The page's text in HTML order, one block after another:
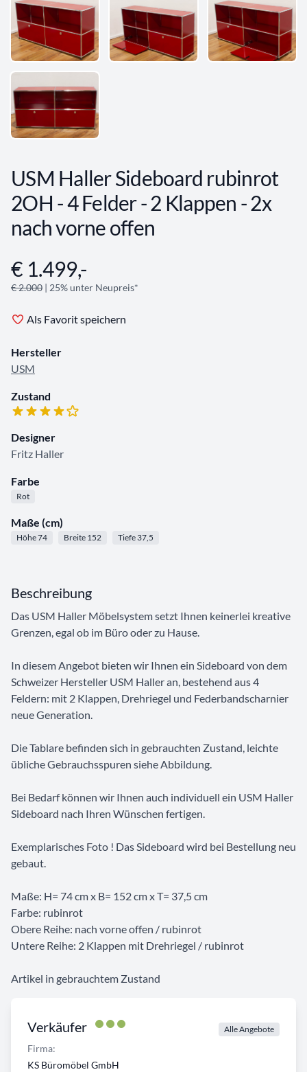
USM Haller Sideboard rubinrot
2OH - 4 Felder - 2 Klappen - 2x
nach vorne offen
Angebotsinformationen
€ 1.499,-
€ 2.000 | 25% unter Neupreis*
Als Favorit speichern
Hersteller
USM
Zustand
Designer
Fritz Haller
Farbe
Rot
Maße (cm)
Höhe 74 Breite 152 Tiefe 37,5
Verkäufer Alle Angebote
Firma:
KS Büromöbel GmbH
Beschreibung
Das USM Haller Möbelsystem setzt Ihnen keinerlei kreative
Grenzen, egal ob im Büro oder zu Hause.
In diesem Angebot bieten wir Ihnen ein Sideboard von dem
Schweizer Hersteller USM Haller an, bestehend aus 4
Feldern: mit 2 Klappen, Drehriegel und Federbandscharnier
neue Generation.
Die Tablare befinden sich in gebrauchten Zustand, leichte
übliche Gebrauchsspuren siehe Abbildung.
Bei Bedarf können wir Ihnen auch individuell ein USM Haller
Sideboard nach Ihren Wünschen fertigen.
Exemplarisches Foto ! Das Sideboard wird bei Bestellung neu
gebaut.
Maße: H= 74 cm x B= 152 cm x T= 37,5 cm
Farbe: rubinrot
Obere Reihe: nach vorne offen / rubinrot
Untere Reihe: 2 Klappen mit Drehriegel / rubinrot
Artikel in gebrauchtem Zustand